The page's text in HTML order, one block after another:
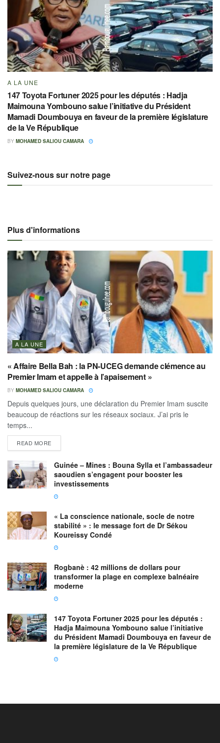
A LA UNE
147 Toyota Fortuner 2025 pour les députés : Hadja
Maimouna Yombouno salue l’initiative du Président
Mamadi Doumbouya en faveur de la première législature
de la Ve République
BY MOHAMED SALIOU CAMARA
Suivez-nous sur notre page
Plus d'informations
A LA UNE
« Affaire Bella Bah : la PN-UCEG demande clémence au
Premier Imam et appelle à l’apaisement »
BY MOHAMED SALIOU CAMARA
Depuis quelques jours, une déclaration du Premier Imam suscite
beaucoup de réactions sur les réseaux sociaux. J’ai pris le
temps...
READ MORE
Guinée – Mines : Bouna Sylla et l’ambassadeur
saoudien s’engagent pour booster les
investissements
« La conscience nationale, socle de notre
stabilité » : le message fort de Dr Sékou
Koureissy Condé
Rogbanè : 42 millions de dollars pour
transformer la plage en complexe balnéaire
moderne
147 Toyota Fortuner 2025 pour les députés :
Hadja Maimouna Yombouno salue l’initiative
du Président Mamadi Doumbouya en faveur de
la première législature de la Ve République